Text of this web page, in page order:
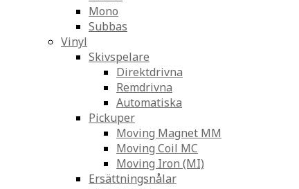
Mono
Subbas
Vinyl
Skivspelare
Direktdrivna
Remdrivna
Automatiska
Pickuper
Moving Magnet MM
Moving Coil MC
Moving Iron (MI)
Ersättningsnålar